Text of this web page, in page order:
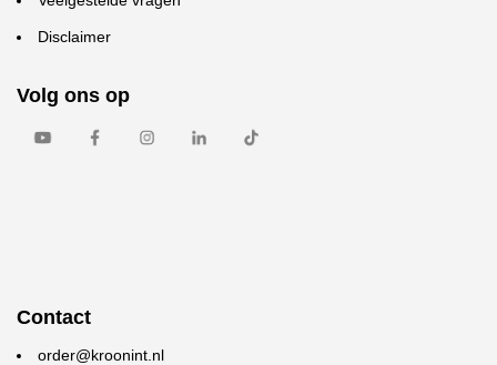
Disclaimer
Volg ons op
Contact
order@kroonint.nl